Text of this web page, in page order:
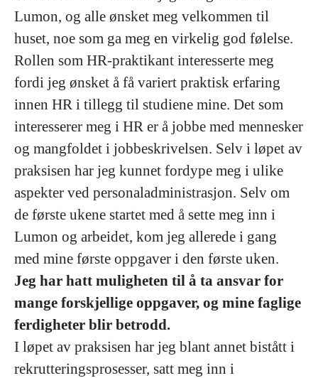
Lumon, og alle ønsket meg velkommen til
huset, noe som ga meg en virkelig god følelse.
Rollen som HR-praktikant interesserte meg
fordi jeg ønsket å få variert praktisk erfaring
innen HR i tillegg til studiene mine. Det som
interesserer meg i HR er å jobbe med mennesker
og mangfoldet i jobbeskrivelsen. Selv i løpet av
praksisen har jeg kunnet fordype meg i ulike
aspekter ved personaladministrasjon. Selv om
de første ukene startet med å sette meg inn i
Lumon og arbeidet, kom jeg allerede i gang
med mine første oppgaver i den første uken.
Jeg har hatt muligheten til å ta ansvar for
mange forskjellige oppgaver, og mine faglige
ferdigheter blir betrodd.
I løpet av praksisen har jeg blant annet bistått i
rekrutteringsprosesser, satt meg inn i